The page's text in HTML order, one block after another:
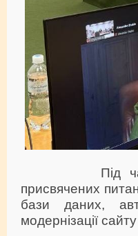
Під час
присвячених
бази даних,
модернізації